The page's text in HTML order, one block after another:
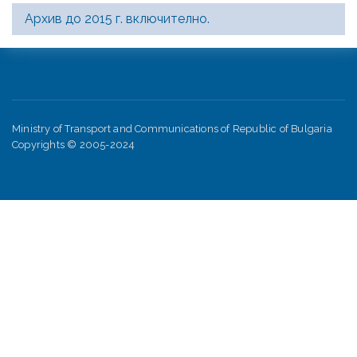
Архив до 2015 г. включително.
Ministry of Transport and Communications of Republic of Bulgaria
Copyrights © 2005-2024